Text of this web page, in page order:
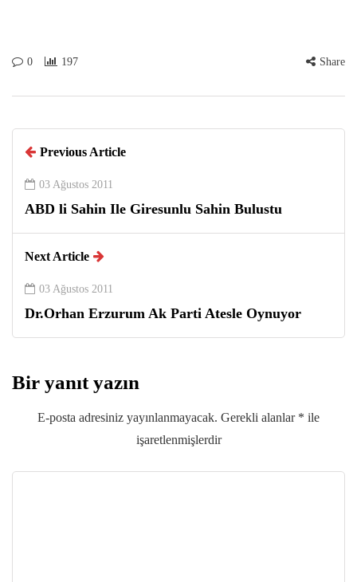
0 197 Share
Previous Article
03 Ağustos 2011
ABD li Sahin Ile Giresunlu Sahin Bulustu
Next Article
03 Ağustos 2011
Dr.Orhan Erzurum Ak Parti Atesle Oynuyor
Bir yanıt yazın
E-posta adresiniz yayınlanmayacak. Gerekli alanlar * ile
işaretlenmişlerdir